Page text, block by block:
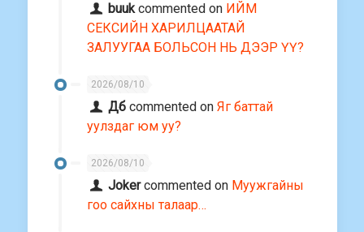
buukcommented on ИЙМ
СЕКСИЙН ХАРИЛЦААТАЙ
ЗАЛУУГАА БОЛЬСОН НЬ ДЭЭР ҮҮ?
2026/08/10
Дб commented onЯг баттай
уулздаг юм уу?
2026/08/10
Jokercommented on Муужгайны
гоо сайхны талаар…